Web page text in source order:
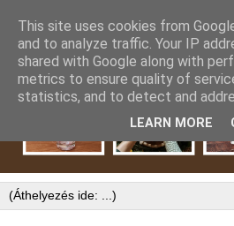
This site uses cookies from
and to analyze traffic. Your IP
shared with Google along with
metrics to ensure quality of
statistics, and to detect and
LEARN MORE